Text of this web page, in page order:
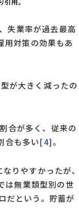
失業率が過去最高
用対策の効果もあ
が大きく減ったの
合が多く、従来の
合も多い[4]。
りやすかったが、
は無業類型別の世
だという。貯蓄が